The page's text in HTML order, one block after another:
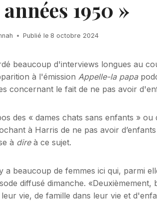
1950 »
Publié le 8 octobre 2024
beaucoup d'interviews longues au
à l'émission Appelle-la papa
concernant le fait de ne pas avoir
des « dames chats sans enfants » ou
à Harris de ne pas avoir
à direà ce sujet.
beaucoup de femmes ici qui, parmi
diffusé dimanche. «Deuxièmement,
vie, de famille dans leur vie et